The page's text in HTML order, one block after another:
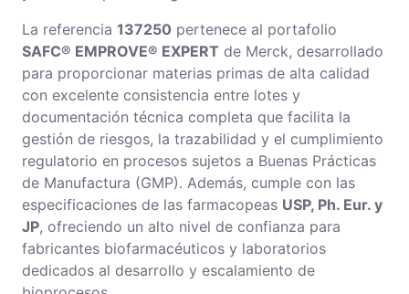
La referencia 137250 pertenece al portafolio
SAFC® EMPROVE® EXPERT de Merck, desarrollado
para proporcionar materias primas de alta calidad
con excelente consistencia entre lotes y
documentación técnica completa que facilita la
gestión de riesgos, la trazabilidad y el cumplimiento
regulatorio en procesos sujetos a Buenas Prácticas
de Manufactura (GMP). Además, cumple con las
especificaciones de las farmacopeas USP, Ph. Eur. y
JP, ofreciendo un alto nivel de confianza para
fabricantes biofarmacéuticos y laboratorios
dedicados al desarrollo y escalamiento de